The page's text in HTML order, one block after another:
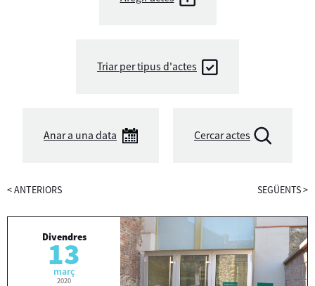
Triar per tipus d'actes
Anar a una data Cercar actes
<ANTERIORS SEGÜENTS>
Divendres
13
març
2020